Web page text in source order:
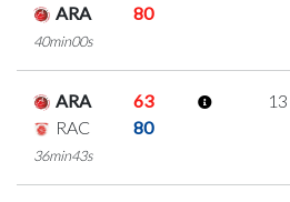
ARA
80
40min00s
ARA
63
RAC
80
36min43s
13